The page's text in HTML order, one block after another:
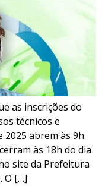
as inscrições do
técnicos e
2025 abrem às 9h
às 18h do dia
site da Prefeitura
O […]